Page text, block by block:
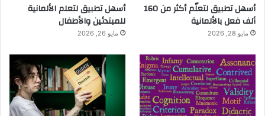
أسهل تطبيق لتعلّم أكثر من 160
ألف فعل بالألمانية
مايو 28, 2026
أسهل تطبيق لتعلم الألمانية
للمبتدئين والأطفال
مايو 26, 2026